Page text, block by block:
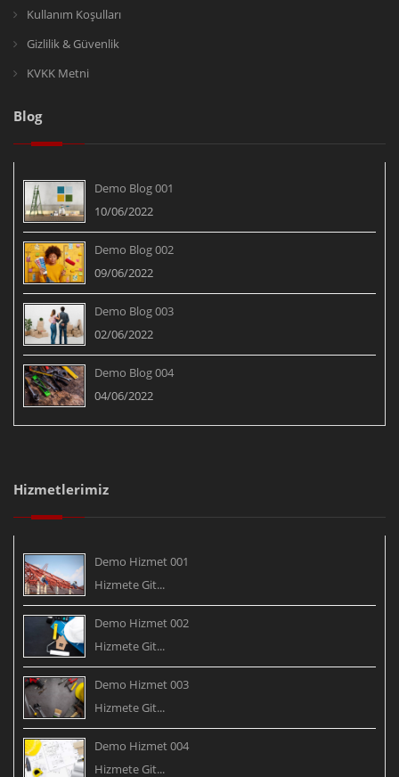
Kullanım Koşulları
Gizlilik & Güvenlik
KVKK Metni
Blog
Demo Blog 001
10/06/2022
Demo Blog 002
09/06/2022
Demo Blog 003
02/06/2022
Demo Blog 004
04/06/2022
Hizmetlerimiz
Demo Hizmet 001
Hizmete Git...
Demo Hizmet 002
Hizmete Git...
Demo Hizmet 003
Hizmete Git...
Demo Hizmet 004
Hizmete Git...